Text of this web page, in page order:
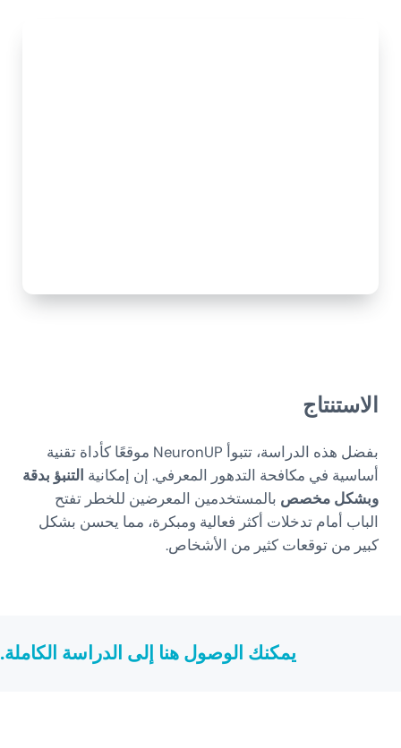
الاستنتاج
بفضل هذه الدراسة، تتبوأ NeuronUP موقعًا كأداة تقنية
أساسية في مكافحة التدهور المعرفي. إن إمكانية التنبؤ بدقة
وبشكل مخصص بالمستخدمين المعرضين للخطر تفتح
الباب أمام تدخلات أكثر فعالية ومبكرة، مما يحسن بشكل
كبير من توقعات كثير من الأشخاص.
يمكنك الوصول هنا إلى الدراسة الكاملة.